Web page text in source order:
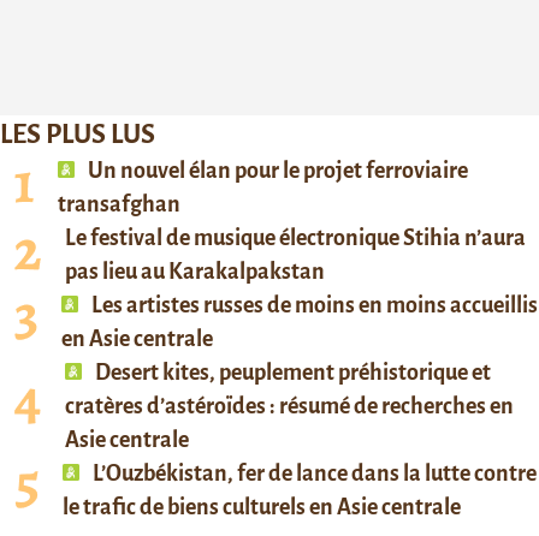
LES PLUS LUS
Un nouvel élan pour le projet ferroviaire
transafghan
Le festival de musique électronique Stihia n’aura
pas lieu au Karakalpakstan
Les artistes russes de moins en moins accueillis
en Asie centrale
Desert kites, peuplement préhistorique et
cratères d’astéroïdes : résumé de recherches en
Asie centrale
L’Ouzbékistan, fer de lance dans la lutte contre
le trafic de biens culturels en Asie centrale